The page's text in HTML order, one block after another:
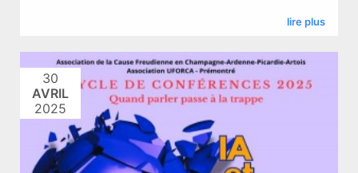
lire plus
30
AVRIL
2025